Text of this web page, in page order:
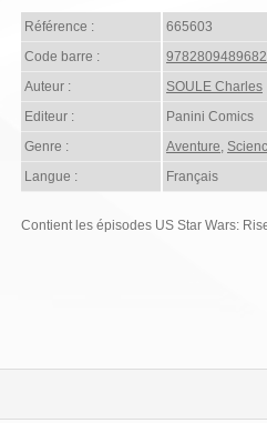
Référence :
665603
Code barre :
9782809489682
Auteur :
SOULE Charles
Editeur :
Panini Comics
Genre :
Aventure,
Langue :
Français
Contient les épisodes US Star Wars: